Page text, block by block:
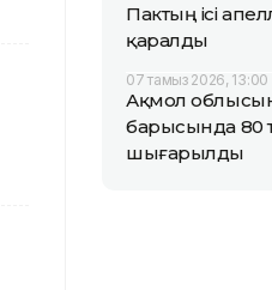
Пактың ісі
қаралды
07 тамыз 2026, 13:00
Ақмол
барысында 80
шығарылды